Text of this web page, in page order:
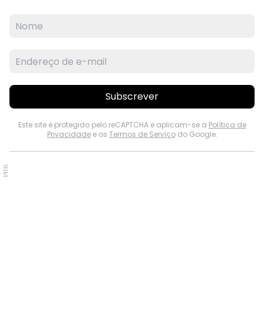
Subscrever
Este site é protegido pelo reCAPTCHA e aplicam-se a Política de
Privacidadee os Termos de Serviçodo Google.
PUB.